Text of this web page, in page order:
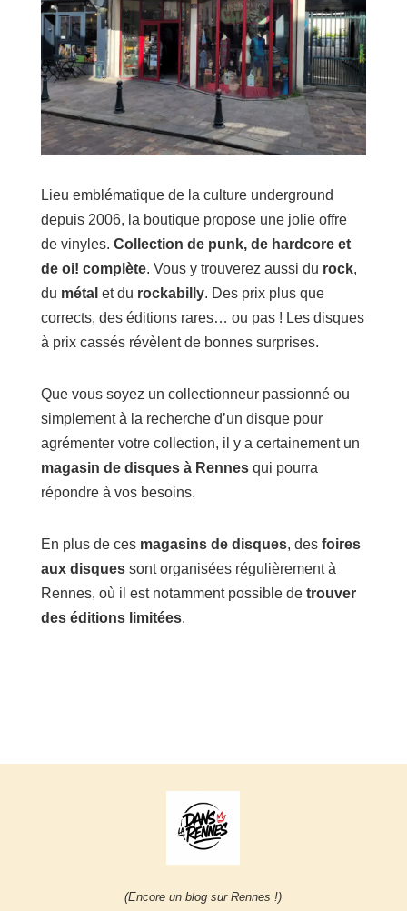
Lieu emblématique de la culture underground
depuis 2006, la boutique propose une jolie offre
de vinyles. Collection de punk, de hardcore et
de oi! complète. Vous y trouverez aussi du rock,
du métal et du rockabilly. Des prix plus que
corrects, des éditions rares… ou pas ! Les disques
à prix cassés révèlent de bonnes surprises.
Que vous soyez un collectionneur passionné ou
simplement à la recherche d’un disque pour
agrémenter votre collection, il y a certainement un
magasin de disques à Rennesqui pourra
répondre à vos besoins.
En plus de ces magasins de disques, des foires
aux disquessont organisées régulièrement à
Rennes, où il est notamment possible de trouver
des éditions limitées.
(Encore un blog sur Rennes !)